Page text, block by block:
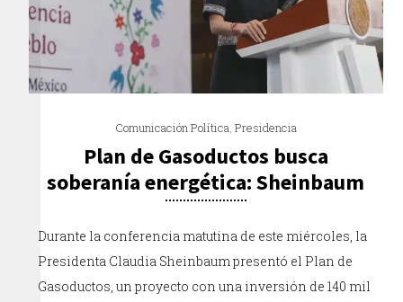
Comunicación Política, Presidencia
Plan de Gasoductos busca
soberanía energética: Sheinbaum
Durante la conferencia matutina de este miércoles, la
Presidenta Claudia Sheinbaum presentó el Plan de
Gasoductos, un proyecto con una inversión de 140 mil